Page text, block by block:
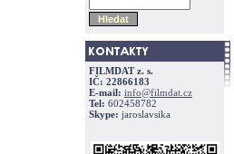
FILMDAT z. s.
IČ: 22866183
E-mail: info@filmdat.cz
Tel: 602458782
Skype: jaroslavsika